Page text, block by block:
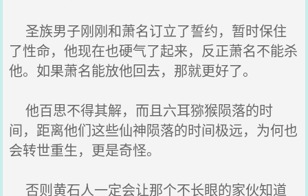
圣族男子刚刚和萧名订立了誓约，暂时保住
了性命，他现在也硬气了起来，反正萧名不能杀
他。如果萧名能放他回去，那就更好了。
他百思不得其解，而且六耳猕猴陨落的时
间，距离他们这些仙神陨落的时间极远，为何也
会转世重生，更是奇怪。
否则黄石人一定会让那个不长眼的家伙知道